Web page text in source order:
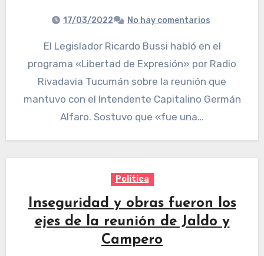
17/03/2022 No hay comentarios
El Legislador Ricardo Bussi habló en el
programa «Libertad de Expresión» por Radio
Rivadavia Tucumán sobre la reunión que
mantuvo con el Intendente Capitalino Germán
Alfaro. Sostuvo que «fue una…
Politica
Inseguridad y obras fueron los
ejes de la reunión de Jaldo y
Campero